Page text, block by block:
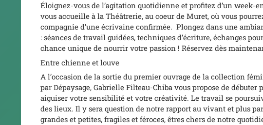
Éloignez-vous de l’agitation quotidienne et profitez d’un week-
vous accueille à la Théâtrerie, au coeur de Muret, où vous
compagnie d’une écrivaine confirmée. Plongez dans une
: séances de travail guidées, techniques d’écriture, échanges
chance unique de nourrir votre passion ! Réservez dès
Entre chienne et louve
A l’occasion de la sortie du premier ouvrage de la collection
par Dépaysage, Gabrielle Filteau-Chiba vous propose de
aiguiser votre sensibilité et votre créativité. Le travail se
des lieux. Il y sera question de notre rapport au vivant et plus
grandes et petites, fragiles et féroces, êtres chers de notre